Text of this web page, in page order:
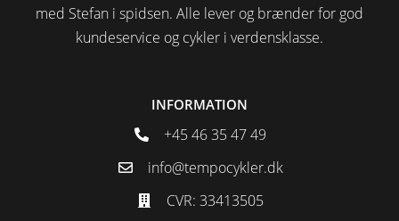
med Stefan i spidsen. Alle lever og brænder for god
kundeservice og cykler i verdensklasse.
INFORMATION
+45 46 35 47 49
info@tempocykler.dk
CVR: 33413505